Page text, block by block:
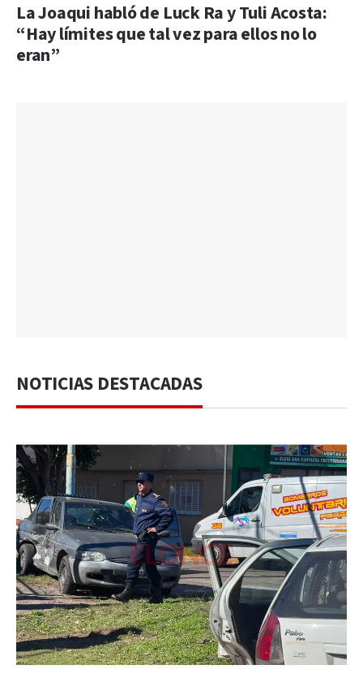
La Joaqui habló de Luck Ra y Tuli Acosta:
“Hay límites que tal vez para ellos no lo
eran”
NOTICIAS DESTACADAS